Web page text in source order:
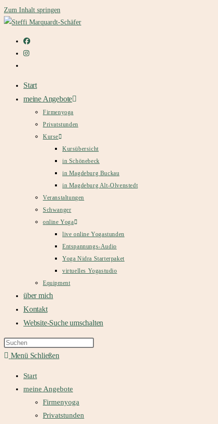
Zum Inhalt springen
Start
meine Angebote
Firmenyoga
Privatstunden
Kurse
Kursübersicht
in Schönebeck
in Magdeburg Buckau
in Magdeburg Alt-Olvenstedt
Veranstaltungen
Schwanger
online Yoga
live online Yogastunden
Entspannungs-Audio
Yoga Nidra Starterpaket
virtuelles Yogastudio
Equipment
über mich
Kontakt
Website-Suche umschalten
Menü Schließen
Start
meine Angebote
Firmenyoga
Privatstunden